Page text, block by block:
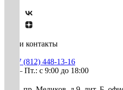
Наши контакты
+7 (812) 448-13-16
Пн. – Пт.: с 9:00 до 18:00